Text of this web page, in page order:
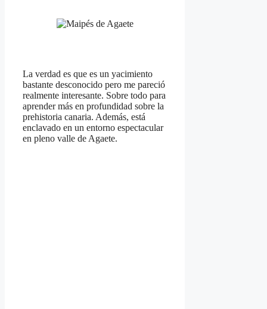
La verdad es que es un yacimiento
bastante desconocido pero me pareció
realmente interesante. Sobre todo para
aprender más en profundidad sobre la
prehistoria canaria. Además, está
enclavado en un entorno espectacular
en pleno valle de Agaete.